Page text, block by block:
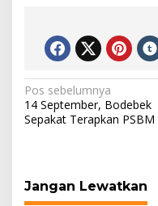
Navigasi
pos
Pos sebelumnya
14 September, Bodebek
Sepakat Terapkan PSBM
Jangan Lewatkan